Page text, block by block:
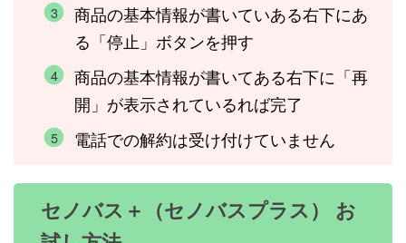
商品の基本情報が書いていある右下にあ
る「停止」ボタンを押す
商品の基本情報が書いてある右下に「再
開」が表示されているれば完了
電話での解約は受け付けていません
セノバス＋（セノバスプラス） お